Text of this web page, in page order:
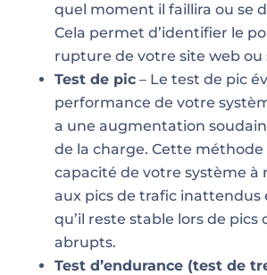
quel moment il faillira ou se
Cela permet d’identifier le
rupture de votre site web ou
Test de pic– Le test de pic
performance de votre
a une augmentation
de la charge. Cette méthode
capacité de votre système à
aux pics de trafic inattendus
qu’il reste stable lors de pics
abrupts.
Test d’endurance (test de